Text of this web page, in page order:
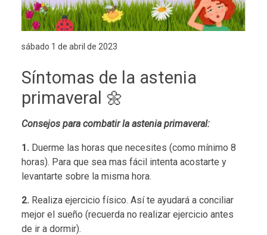
sábado 1 de abril de 2023
Síntomas de la astenia
primaveral 🌼
Consejos para combatir la astenia primaveral:
1. Duerme las horas que necesites (como mínimo 8
horas). Para que sea mas fácil intenta acostarte y
levantarte sobre la misma hora.
2. Realiza ejercicio físico. Así te ayudará a conciliar
mejor el sueño (recuerda no realizar ejercicio antes
de ir a dormir).